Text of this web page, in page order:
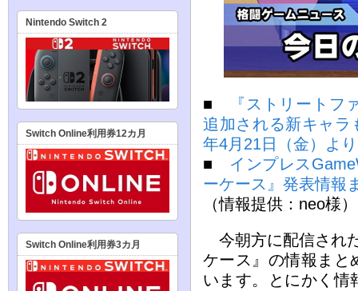
■
『ストリートフ
追加される新キャラ
年4月21日（金）よ
■ インプレス
ーケース』発表情報
（情報提供：neo様）
今朝方に配信され
ケース』の情報まと
います。とにかく情
Nintendo Switch 2
Switch Online利用券12カ月
Switch Online利用券3カ月